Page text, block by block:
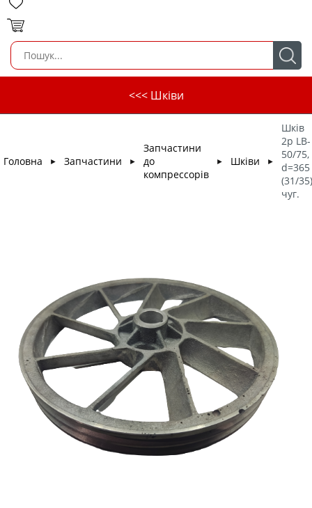
<<< Шківи
Головна ► Запчастини ►
Запчастини
до
компрессорів
► Шківи ►
Шків
2р LB-
50/75,
d=365
(31/35)
чуг.